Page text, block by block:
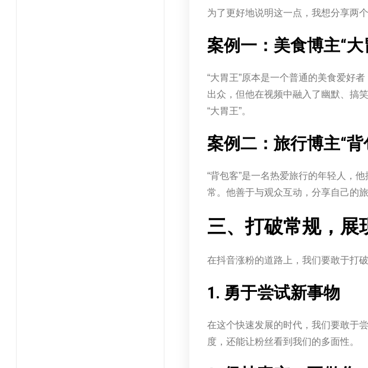
为了更好地说明这一点，我想分享两个
案例一：美食博主“大
“大胃王”原本是一个普通的美食爱好
出众，但他在视频中融入了幽默、搞
“大胃王”。
案例二：旅行博主“背
“背包客”是一名热爱旅行的年轻人，
常。他善于与观众互动，分享自己的
三、打破常规，展
在抖音涨粉的道路上，我们要敢于打
1. 勇于尝试新事物
在这个快速发展的时代，我们要敢于
度，还能让粉丝看到我们的多面性。